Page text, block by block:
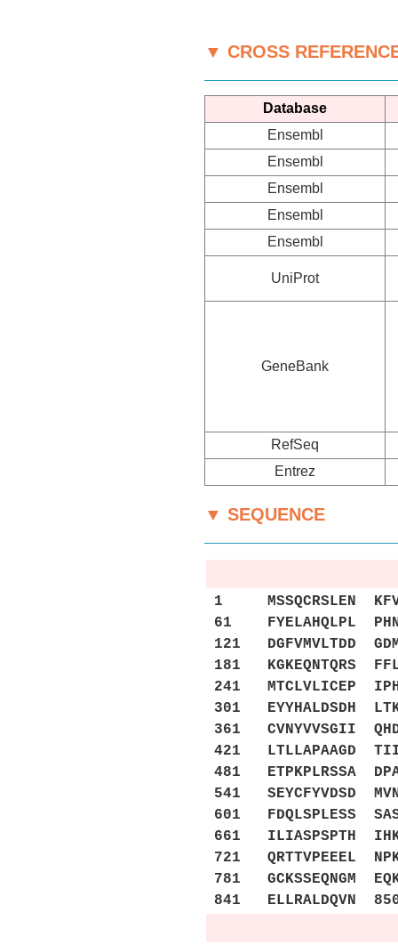
▼ CROSS
Database
Ensembl
Ensembl
Ensembl
Ensembl
Ensembl
UniProt
GeneBank
RefSeq
Entrez
▼ SEQUENCE
1 MSSQCRSLEN
61 FYELAHQLPL
121 DGFVMVLTDD
181 KGKEQNTQRS
241 MTCLVLICEP
301 EYYHALDSDH
361 CVNYVVSGII
421 LTLLAPAAGD
481 ETPKPLRSSA
541 SEYCFYVDSD
601 FDQLSPLESS
661 ILIASPSPTH
721 QRTTVPEEEL
781 GCKSSEQNGM
841 ELLRALDQVN